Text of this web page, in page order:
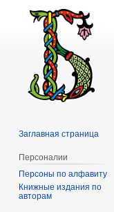
Заглавная страница
Персоналии
Персоны по алфавиту
Книжные издания по
авторам